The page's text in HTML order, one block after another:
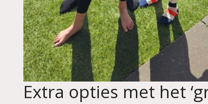
Extra opties met het